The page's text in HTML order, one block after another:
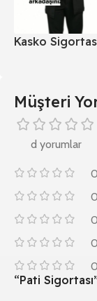
Kasko
Müşteri
d yorumlar
0
0
0
0
0
“Pati